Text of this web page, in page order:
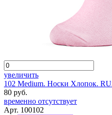
увеличить
102 Medium. Носки Хлопок.
80 руб.
временно отсутствует
Арт. 100102